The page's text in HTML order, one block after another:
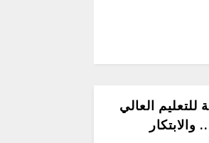
العالي